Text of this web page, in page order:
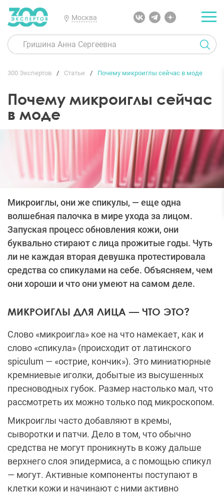
Москва
300 Экспертов Статьи Почему микроиглы сейчас в моде
Почему микроиглы сейчас
в моде
Микроиглы, они же спикулы, — еще одна
волшебная палочка в мире ухода за лицом.
Запуская процесс обновления кожи, они
буквально стирают с лица прожитые годы. Чуть
ли не каждая вторая девушка протестировала
средства со спикулами на себе. Объясняем, чем
они хороши и что они умеют на самом деле.
МИКРОИГЛЫ ДЛЯ ЛИЦА — ЧТО ЭТО?
Слово «микроигла» кое на что намекает, как и
слово «спикула» (происходит от латинского
spiculum — «острие, кончик»). Это миниатюрные
кремниевые иголки, добытые из высушенных
пресноводных губок. Размер настолько мал, что
рассмотреть их можно только под микроскопом.
Микроиглы часто добавляют в кремы,
сыворотки и патчи. Дело в том, что обычно
средства не могут проникнуть в кожу дальше
верхнего слоя эпидермиса, а с помощью спикул
— могут. Активные компоненты поступают в
клетки кожи и начинают с ними активно